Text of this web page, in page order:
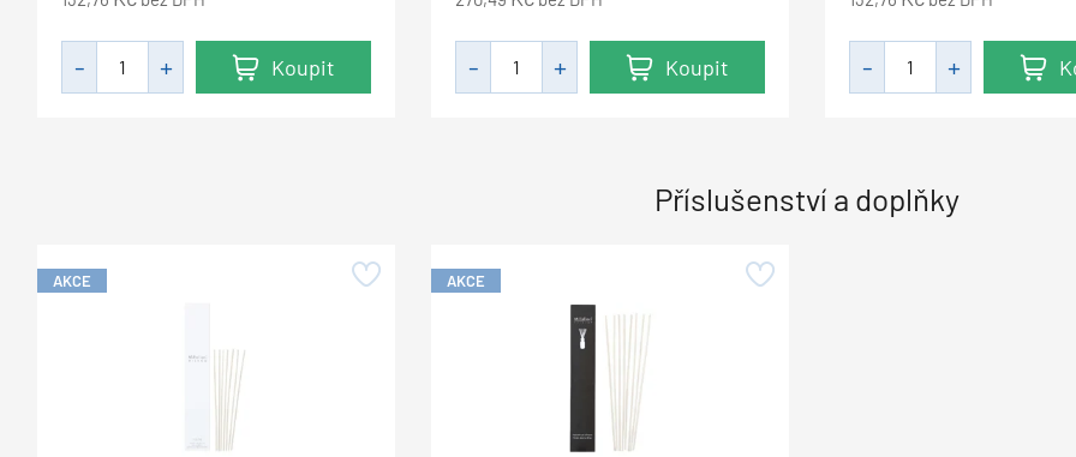
Koupit Koupit
Příslušenství a doplňky
AKCE AKCE